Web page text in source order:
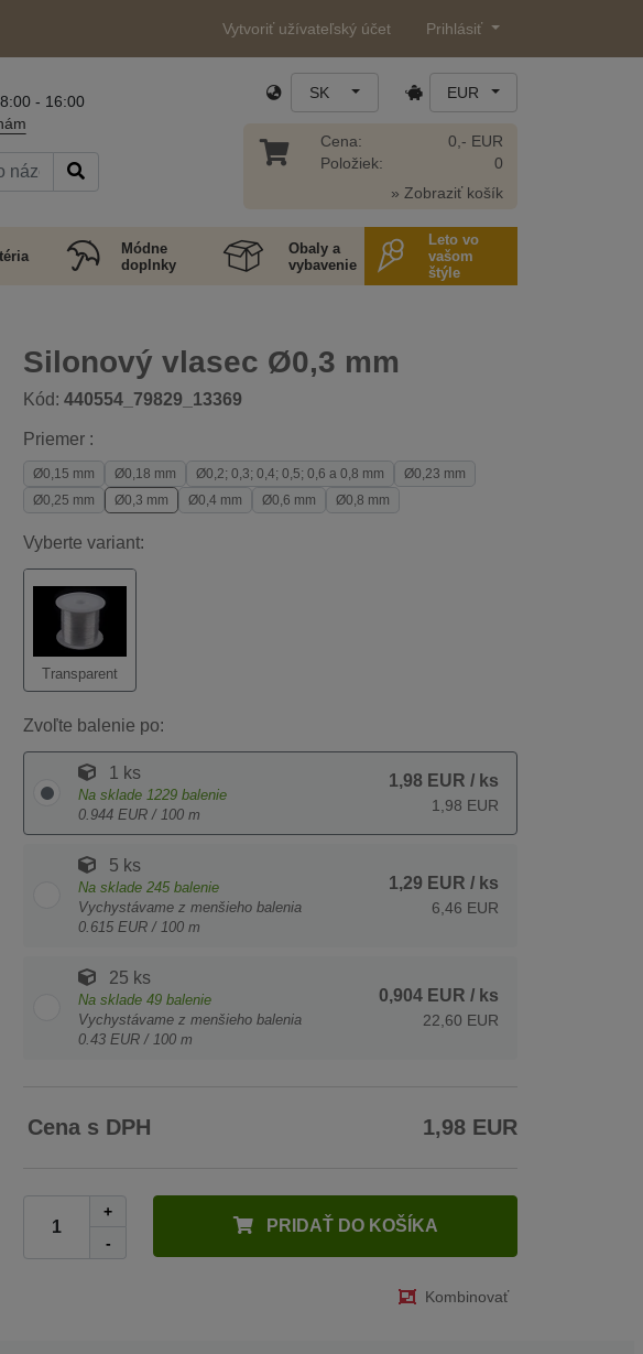
Vytvoriť užívateľský účet Prihlásiť
- 16:00
SK EUR
Cena:
Položiek:
0,- EUR
0
» Zobraziť košík
Módne
doplnky
Obaly a
vybavenie
Leto vo
vašom
štýle
Silonový vlasec Ø0,3 mm
Kód: 440554_79829_13369
Priemer :
Ø0,15 mm Ø0,18 mm Ø0,2; 0,3; 0,4; 0,5; 0,6 a 0,8 mm
Ø0,23 mm
Ø0,25 mm
Ø0,3 mm Ø0,4 mm Ø0,6 mm Ø0,8 mm
Vyberte variant:
Transparent
Zvoľte balenie po:
1 ks
Na sklade 1229 balenie
0.944 EUR / 100 m
1,98 EUR / ks
1,98 EUR
5 ks
Na sklade 245 balenie
Vychystávame z menšieho balenia
0.615 EUR / 100 m
1,29 EUR / ks
6,46 EUR
25 ks
Na sklade 49 balenie
Vychystávame z menšieho balenia
0.43 EUR / 100 m
0,904 EUR / ks
22,60 EUR
Cena s DPH 1,98 EUR
+
-
PRIDAŤ DO KOŠÍKA
Kombinovať